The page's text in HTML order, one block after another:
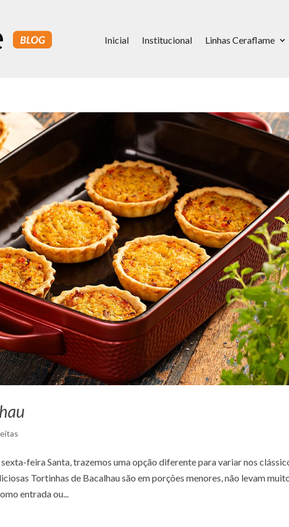
Inicial Institucional Linhas Ceraflame
feira Santa, trazemos uma opção diferente para variar nos
Tortinhas de Bacalhau são em porções menores, não levam
entrada ou...